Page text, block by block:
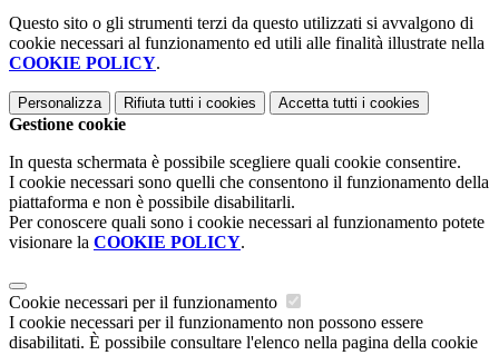
Questo sito o gli strumenti terzi da questo utilizzati si avvalgono di
cookie necessari al funzionamento ed utili alle finalità illustrate nella
COOKIE POLICY.
Personalizza Rifiuta tutti i cookies Accetta tutti i cookies
Gestione cookie
In questa schermata è possibile scegliere quali cookie consentire.
I cookie necessari sono quelli che consentono il funzionamento della
piattaforma e non è possibile disabilitarli.
Per conoscere quali sono i cookie necessari al funzionamento potete
visionare la COOKIE POLICY.
Cookie necessari per il funzionamento
I cookie necessari per il funzionamento non possono essere
disabilitati. È possibile consultare l'elenco nella pagina della cookie